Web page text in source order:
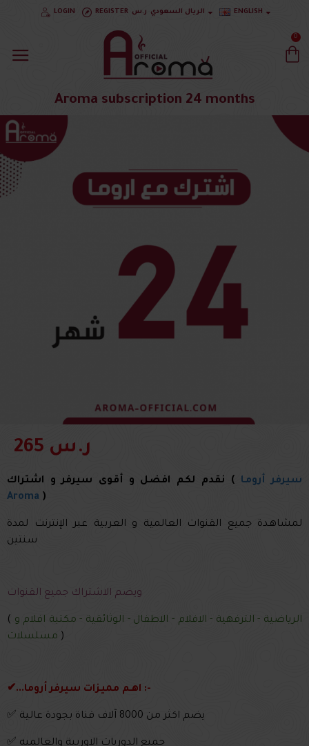
LOGIN REGISTER ر.س الريال السعودي ENGLISH
0
Aroma subscription 24 months
265 ر.س
نقدم لكم افضل و أقوى سيرفر و اشتراك ( سيرفر أرومـا
Aroma )
لمشاهـدة جميع القنوات العالمية و العربية عبر الإنترنت لمدة
سنتين
ويضم الاشتراك جميع القنوات
(
مسلسلات )
✔...اهـم مميزات سيرفر أروما :-
✅ يضم اكثر من 8000 آلاف قناة بجودة عالية